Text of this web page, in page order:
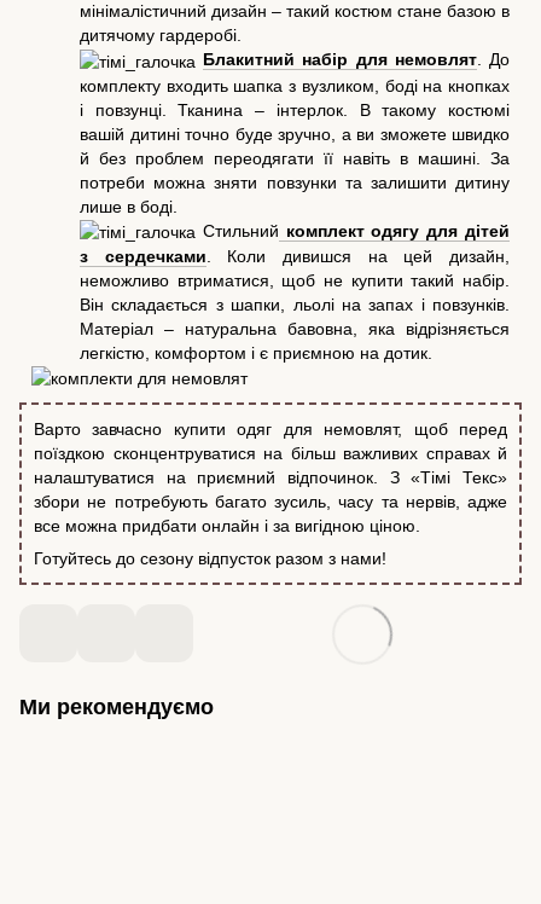
мінімалістичний дизайн – такий костюм стане базою в
дитячому гардеробі.
Блакитний набір для немовлят. До
комплекту входить шапка з вузликом, боді на кнопках
і повзунці. Тканина – інтерлок. В такому костюмі
вашій дитині точно буде зручно, а ви зможете швидко
й без проблем переодягати її навіть в машині. За
потреби можна зняти повзунки та залишити дитину
лише в боді.
Стильний комплект одягу для дітей
з сердечками . Коли дивишся на цей дизайн,
неможливо втриматися, щоб не купити такий набір.
Він складається з шапки, льолі на запах і повзунків.
Матеріал – натуральна бавовна, яка відрізняється
легкістю, комфортом і є приємною на дотик.
Варто завчасно купити одяг для немовлят, щоб перед
поїздкою сконцентруватися на більш важливих справах й
налаштуватися на приємний відпочинок. З «Тімі Текс»
збори не потребують багато зусиль, часу та нервів, адже
все можна придбати онлайн і за вигідною ціною.
Готуйтесь до сезону відпусток разом з нами!
Ми рекомендуємо